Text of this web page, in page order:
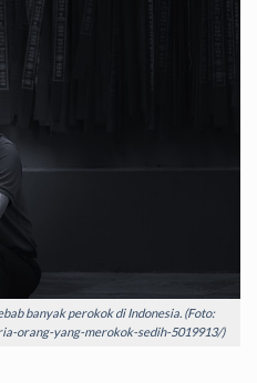
banyak perokok di Indonesia. (Foto:
orang-yang-merokok-sedih-5019913/)